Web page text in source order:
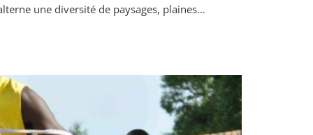
une diversité de paysages, plaines…